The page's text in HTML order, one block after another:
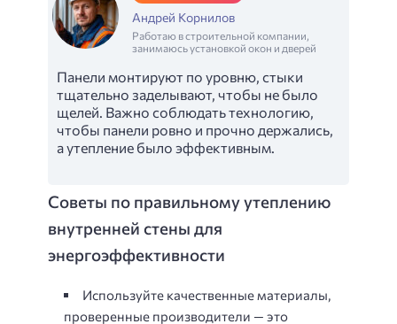
Андрей Корнилов
Работаю в строительной компании,
занимаюсь установкой окон и дверей
Панели монтируют по уровню, стыки
тщательно заделывают, чтобы не было
щелей. Важно соблюдать технологию,
чтобы панели ровно и прочно держались,
а утепление было эффективным.
Советы по правильному утеплению
внутренней стены для
энергоэффективности
Используйте качественные материалы,
проверенные производители — это